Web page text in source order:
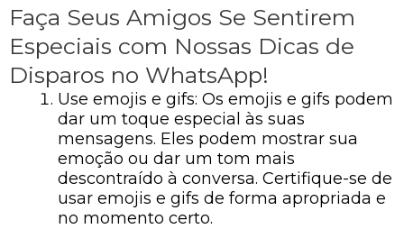
Faça Seus Amigos Se Sentirem
Especiais com Nossas Dicas de
Disparos no WhatsApp!
Use emojis e gifs: Os emojis e gifs podem
dar um toque especial às suas
mensagens. Eles podem mostrar sua
emoção ou dar um tom mais
descontraído à conversa. Certifique-se de
usar emojis e gifs de forma apropriada e
no momento certo.